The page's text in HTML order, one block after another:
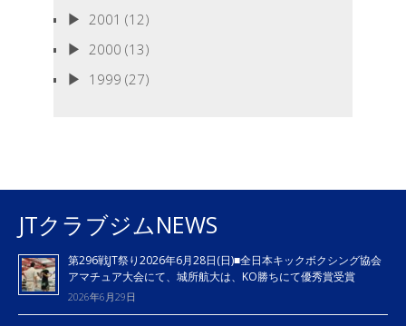
2001 (12)
2000 (13)
1999 (27)
JTクラブジムNEWS
第296戦JT祭り2026年6月28日(日)■全日本キックボクシング協会
アマチュア大会にて、城所航大は、KO勝ちにて優秀賞受賞
2026年6月29日